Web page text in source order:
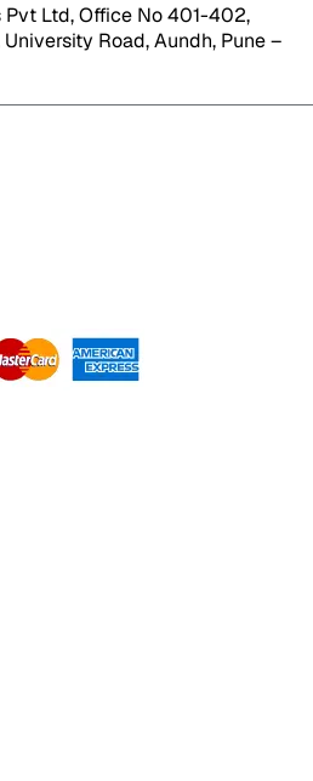
Ltd, Office No 401-402,
Road, Aundh, Pune –